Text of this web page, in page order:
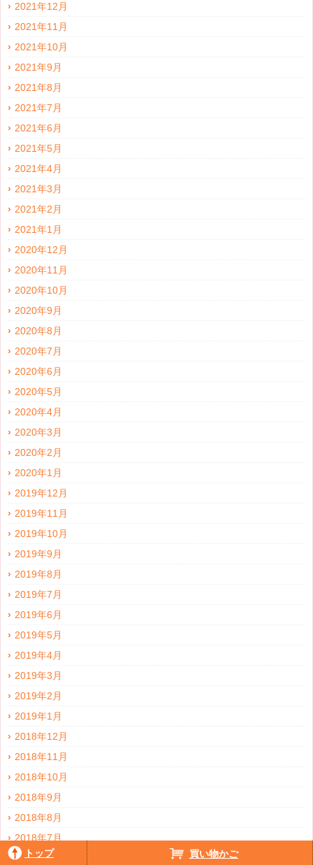
2021年12月
2021年11月
2021年10月
2021年9月
2021年8月
2021年7月
2021年6月
2021年5月
2021年4月
2021年3月
2021年2月
2021年1月
2020年12月
2020年11月
2020年10月
2020年9月
2020年8月
2020年7月
2020年6月
2020年5月
2020年4月
2020年3月
2020年2月
2020年1月
2019年12月
2019年11月
2019年10月
2019年9月
2019年8月
2019年7月
2019年6月
2019年5月
2019年4月
2019年3月
2019年2月
2019年1月
2018年12月
2018年11月
2018年10月
2018年9月
2018年8月
2018年7月
2018年6月
トップ 買い物かご